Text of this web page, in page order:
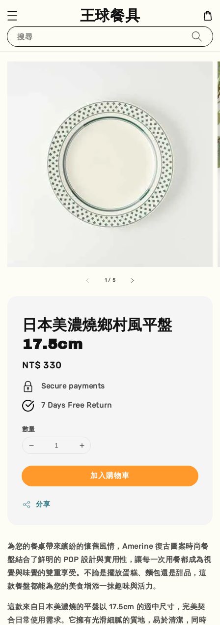
王球餐具
搜尋
1 / 5
日本美濃燒鄉村風平盤
17.5cm
Regular
price
NT$ 330
Secure payments
7 Days Free Return
數量
加入購物車
分享
為您的餐桌帶來繽紛的懷舊風情，Amerine 復古圖案時尚餐
盤結合了鮮明的 POP 設計與實用性，讓每一次用餐都成為視
覺與味覺的雙重享受。不論是擺放蛋糕、麵包還是甜品，這
款餐盤都能為您的美食增添一抹趣味與活力。
這款來自日本美濃燒的平盤以 17.5cm 的適中尺寸，完美契
合日常使用需求。它擁有光滑細膩的質地，易於清潔，同時